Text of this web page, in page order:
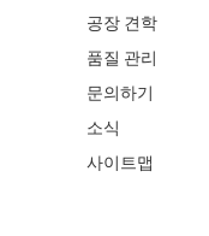
공장 견학
품질 관리
문의하기
소식
사이트맵